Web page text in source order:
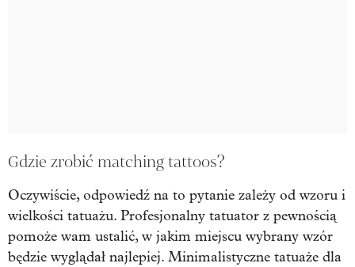
Gdzie zrobić matching tattoos?
Oczywiście, odpowiedź na to pytanie zależy od wzoru i
wielkości tatuażu. Profesjonalny tatuator z pewnością
pomoże wam ustalić, w jakim miejscu wybrany wzór
będzie wyglądał najlepiej. Minimalistyczne tatuaże dla